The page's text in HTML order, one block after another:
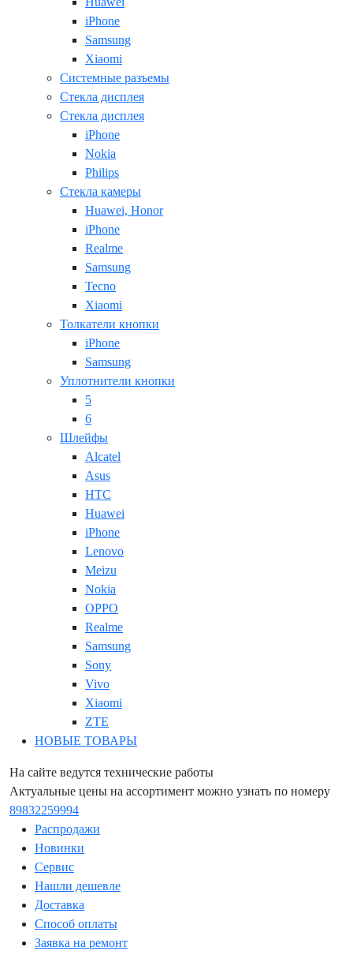
iPhone
Samsung
Xiaomi
Системные разъемы
Стекла дисплея
Стекла дисплея
iPhone
Nokia
Philips
Стекла камеры
Huawei, Honor
iPhone
Realme
Samsung
Tecno
Xiaomi
Толкатели кнопки
iPhone
Samsung
Уплотнители кнопки
5
6
Шлейфы
Alcatel
Asus
HTC
Huawei
iPhone
Lenovo
Meizu
Nokia
OPPO
Realme
Samsung
Sony
Vivo
Xiaomi
ZTE
НОВЫЕ ТОВАРЫ
На сайте ведутся технические работы
Актуальные цены на ассортимент можно узнать по номеру
89832259994
Распродажи
Новинки
Сервис
Нашли дешевле
Доставка
Способ оплаты
Заявка на ремонт